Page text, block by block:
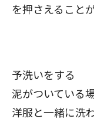
を押さえること
予洗いをする
泥がついている
洋服と一緒に洗